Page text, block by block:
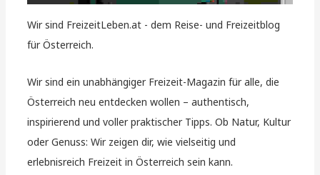
Wir sind FreizeitLeben.at - dem Reise- und Freizeitblog
für Österreich.
Wir sind ein unabhängiger Freizeit-Magazin für alle, die
Österreich neu entdecken wollen – authentisch,
inspirierend und voller praktischer Tipps. Ob Natur, Kultur
oder Genuss: Wir zeigen dir, wie vielseitig und
erlebnisreich Freizeit in Österreich sein kann.